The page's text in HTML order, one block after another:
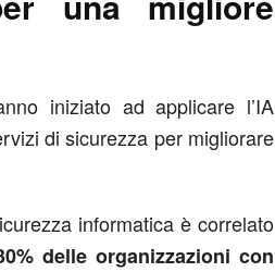
iniziato ad applicare l’IA
di sicurezza per migliorare
informatica è correlato
delle organizzazioni con